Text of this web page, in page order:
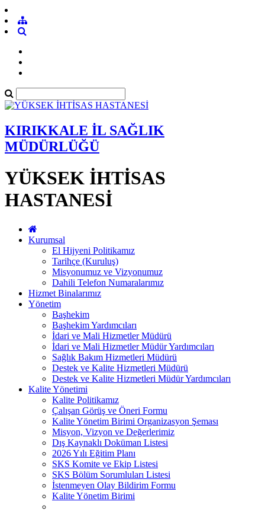
KIRIKKALE İL SAĞLIK
MÜDÜRLÜĞÜ
YÜKSEK İHTİSAS
HASTANESİ
Kurumsal
El Hijyeni Politikamız
Tarihçe (Kuruluş)
Misyonumuz ve Vizyonumuz
Dahili Telefon Numaralarımız
Hizmet Binalarımız
Yönetim
Başhekim
Başhekim Yardımcıları
İdari ve Mali Hizmetler Müdürü
İdari ve Mali Hizmetler Müdür Yardımcıları
Sağlık Bakım Hizmetleri Müdürü
Destek ve Kalite Hizmetleri Müdürü
Destek ve Kalite Hizmetleri Müdür Yardımcıları
Kalite Yönetimi
Kalite Politikamız
Çalışan Görüş ve Öneri Formu
Kalite Yönetim Birimi Organizasyon Şeması
Misyon, Vizyon ve Değerlerimiz
Dış Kaynaklı Doküman Listesi
2026 Yılı Eğitim Planı
SKS Komite ve Ekip Listesi
SKS Bölüm Sorumluları Listesi
İstenmeyen Olay Bildirim Formu
Kalite Yönetim Birimi